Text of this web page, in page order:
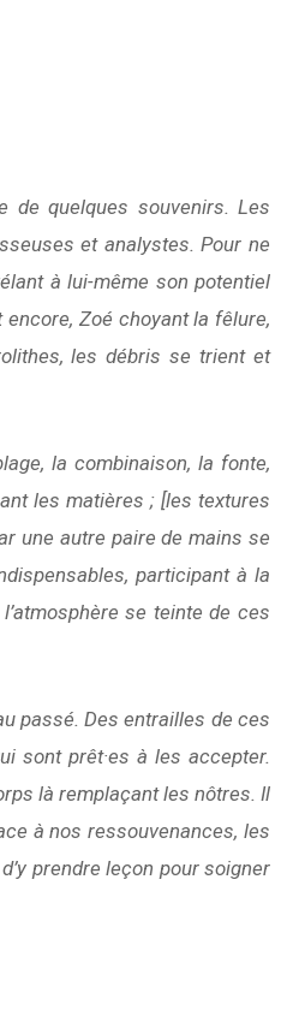
de quelques souvenirs. Les
et analystes. Pour ne
à lui-même son potentiel
Zoé choyant la fêlure,
, les débris se trient et
la combinaison, la fonte,
les matières ; [les textures
une autre paire de mains se
participant à la
se teinte de ces
passé. Des entrailles de ces
sont prêt·es à les accepter.
là remplaçant les nôtres. Il
à nos ressouvenances, les
prendre leçon pour soigner